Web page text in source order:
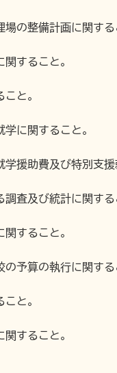
の整備計画に関する
すること。
と。
に関すること。
援助費及び特別支援
査及び統計に関する
すること。
予算の執行に関する
と。
すること。